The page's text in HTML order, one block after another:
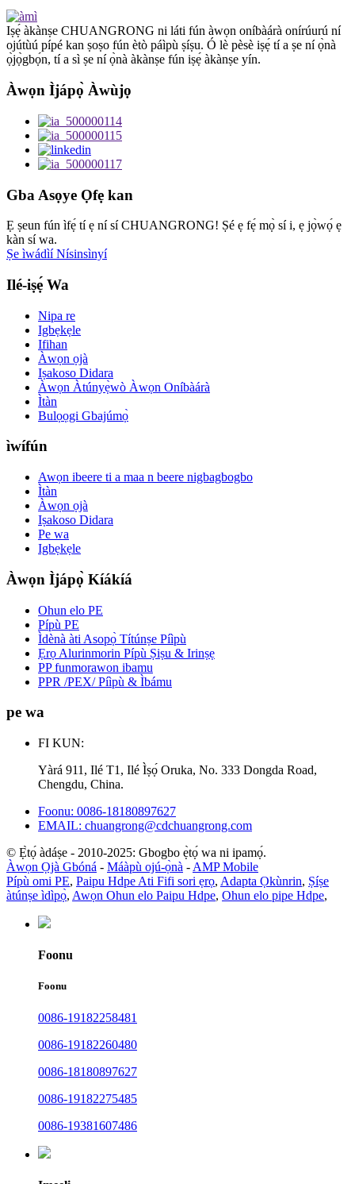
Iṣẹ́ àkànṣe CHUANGRONG ni láti fún àwọn oníbàárà onírúurú ní
ojútùú pípé kan ṣoṣo fún ètò páìpù ṣíṣu. Ó lè pèsè iṣẹ́ tí a ṣe ní ọ̀nà
ọ̀jọ̀gbọ́n, tí a sì ṣe ní ọ̀nà àkànṣe fún iṣẹ́ àkànṣe yín.
Àwọn Ìjápọ̀ Àwùjọ
Gba Asọye Ọfẹ kan
Ẹ ṣeun fún ìfẹ́ tí ẹ ní sí CHUANGRONG! Ṣé ẹ fẹ́ mọ̀ sí i, ẹ jọ̀wọ́ ẹ
kàn sí wa.
Ṣe ìwádìí Nísinsìnyí
Ilé-iṣẹ́ Wa
Nipa re
Igbẹkẹle
Ifihan
Àwọn ọjà
Iṣakoso Didara
Àwọn Àtúnyẹ̀wò Àwọn Oníbàárà
Ìtàn
Bulọọgi Gbajúmọ̀
ìwífún
Awọn ibeere ti a maa n beere nigbagbogbo
Ìtàn
Àwọn ọjà
Iṣakoso Didara
Pe wa
Igbẹkẹle
Àwọn Ìjápọ̀ Kíákíá
Ohun elo PE
Pípù PE
Ìdènà àti Asopọ̀ Títúnṣe Píìpù
Ẹrọ Alurinmorin Pípù Ṣiṣu & Irinṣẹ
PP funmorawon ibamu
PPR /PEX/ Píìpù & Ìbámu
pe wa
FI KUN:
Yàrá 911, Ilé T1, Ilé Ìṣọ́ Oruka, No. 333 Dongda Road,
Chengdu, China.
Foonu: 0086-18180897627
EMAIL: chuangrong@cdchuangrong.com
© Ẹ̀tọ́ àdáṣe - 2010-2025: Gbogbo ẹ̀tọ́ wa ni ipamọ́.
Àwọn Ọjà Gbóná - Máàpù ojú-ọ̀nà - AMP Mobile
Pípù omi PE, Paipu Hdpe Ati Fifi sori ẹrọ, Adapta Ọkùnrin, Ṣíṣe
àtúnṣe ìdìpọ̀, Awọn Ohun elo Paipu Hdpe, Ohun elo pipe Hdpe,
Foonu
Foonu
0086-19182258481
0086-19182260480
0086-18180897627
0086-19182275485
0086-19381607486